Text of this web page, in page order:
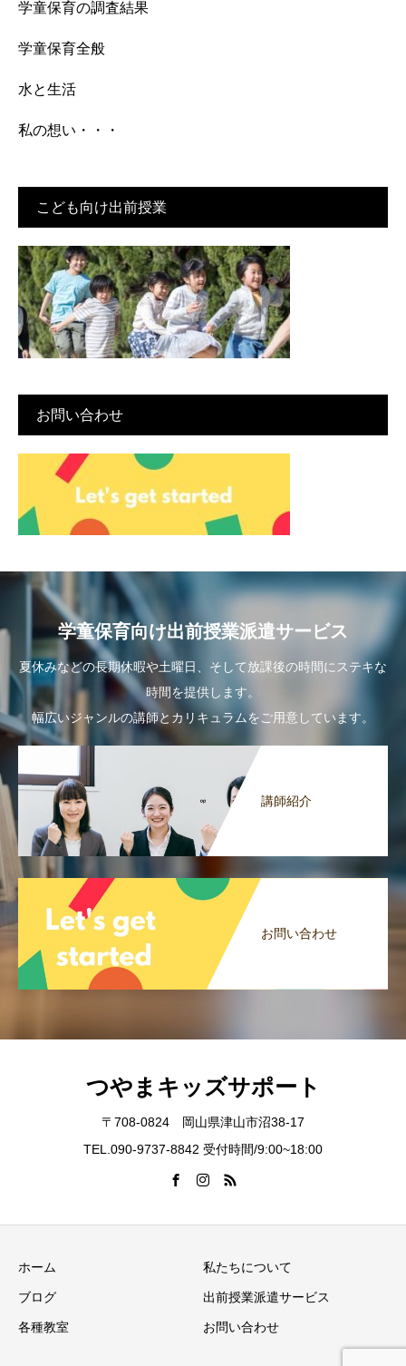
学童保育の調査結果
学童保育全般
水と生活
私の想い・・・
こども向け出前授業
お問い合わせ
学童保育向け出前授業派遣サービス
夏休みなどの長期休暇や土曜日、そして放課後の時間にステキな
時間を提供します。
幅広いジャンルの講師とカリキュラムをご用意しています。
講師紹介
お問い合わせ
つやまキッズサポート
〒708-0824 岡山県津山市沼38-17
TEL.090-9737-8842 受付時間/9:00~18:00
ホーム 私たちについて
ブログ 出前授業派遣サービス
各種教室 お問い合わせ